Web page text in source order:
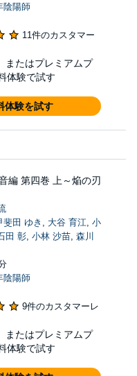
陰陽師
11件のカスタマー
またはプレミアムプ
体験で試す
体験を試す
編 第四巻 上～焔の刃
斐田 ゆき 大谷 育江 小
田 彰, 小林 沙苗, 森川
陰陽師
9件のカスタマーレ
またはプレミアムプ
体験で試す